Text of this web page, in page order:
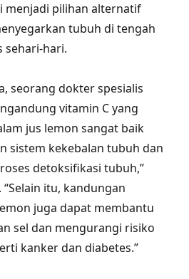
menjadi pilihan alternatif
tubuh di tengah
sehari-hari.
seorang dokter spesialis
vitamin C yang
jus lemon sangat baik
sistem kekebalan tubuh dan
detoksifikasi tubuh,”
itu, kandungan
juga dapat membantu
sel dan mengurangi risiko
kanker dan diabetes.”